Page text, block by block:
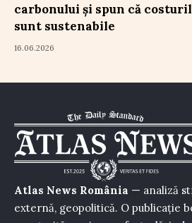
carbonului și spun că
sunt sustenabile
16.06.2026
Atlas News România — analiză
externă, geopolitică. O publicație